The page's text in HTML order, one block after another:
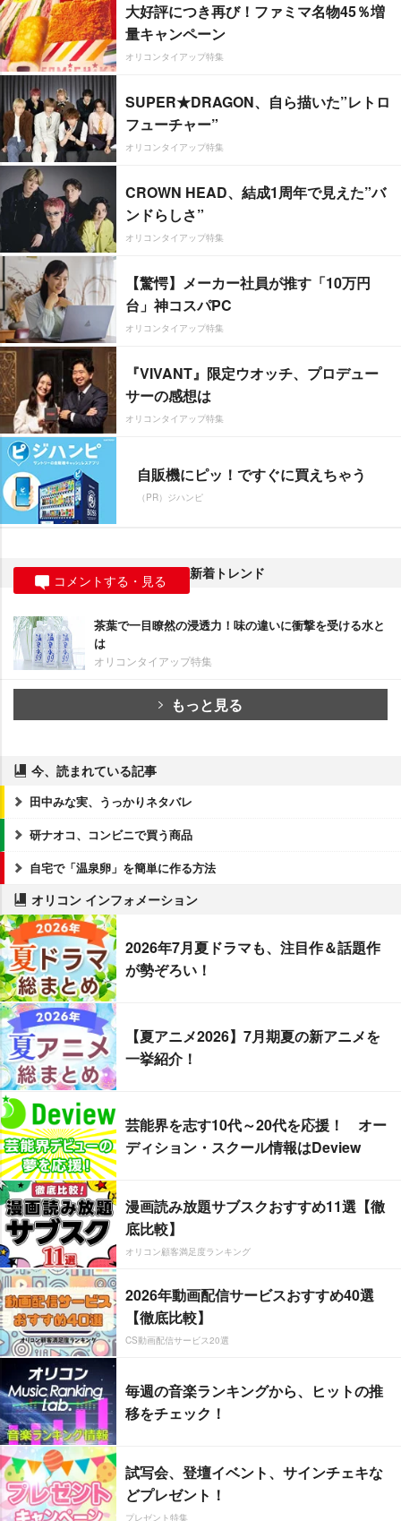
大好評につき再び！ファミマ名物45％増
量キャンペーン
オリコンタイアップ特集
SUPER★DRAGON、自ら描いた”レトロ
フューチャー”
オリコンタイアップ特集
CROWN HEAD、結成1周年で見えた”バ
ンドらしさ”
オリコンタイアップ特集
【驚愕】メーカー社員が推す「10万円
台」神コスパPC
オリコンタイアップ特集
『VIVANT』限定ウオッチ、プロデュー
サーの感想は
オリコンタイアップ特集
自販機にピッ！ですぐに買えちゃう
（PR）ジハンピ
コメントする・見る 新着トレンド
茶葉で一目瞭然の浸透力！味の違いに衝撃を受ける水と
は
オリコンタイアップ特集
もっと見る
今、読まれている記事
田中みな実、うっかりネタバレ
研ナオコ、コンビニで買う商品
自宅で「温泉卵」を簡単に作る方法
オリコン インフォメーション
2026年7月夏ドラマも、注目作＆話題作
が勢ぞろい！
【夏アニメ2026】7月期夏の新アニメを
一挙紹介！
芸能界を志す10代～20代を応援！ オー
ディション・スクール情報はDeview
漫画読み放題サブスクおすすめ11選【徹
底比較】
オリコン顧客満足度ランキング
2026年動画配信サービスおすすめ40選
【徹底比較】
CS動画配信サービス20選
毎週の音楽ランキングから、ヒットの推
移をチェック！
試写会、登壇イベント、サインチェキな
どプレゼント！
プレゼント特集